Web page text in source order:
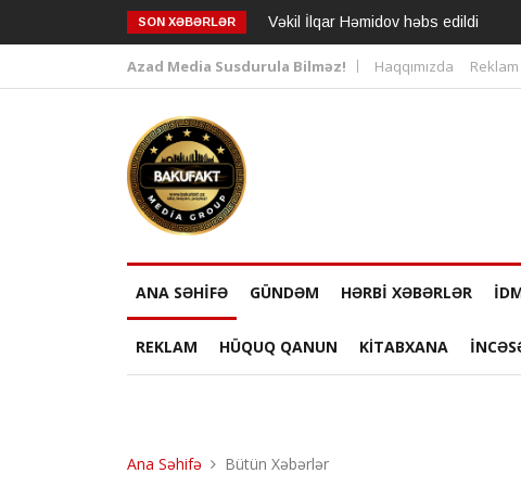
SON XƏBƏRLƏR Vəkil İlqar Həmidov həbs edildi
Azad Media Susdurula Bilməz! Haqqımızda Reklam
ANA SƏHİFƏ GÜNDƏM HƏRBİ XƏBƏRLƏR
REKLAM HÜQUQ QANUN KİTABXANA
Ana Səhifə Bütün Xəbərlər